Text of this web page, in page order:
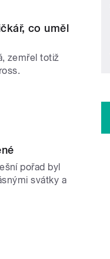
co uměl
zemřel totiž
pořad byl
svátky a